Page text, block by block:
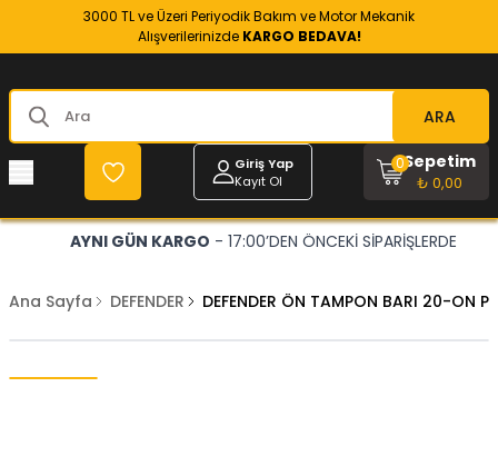
3000 TL ve Üzeri Periyodik Bakım ve Motor Mekanik
Alışverilerinizde KARGO BEDAVA!
ARA
Giriş Yap
Kayıt Ol
Sepetim
₺ 0,00
0
AYNI GÜN KARGO - 17:00’DEN ÖNCEKİ SİPARİŞLERDE
Ana Sayfa DEFENDER DEFENDER ÖN TAMPON BARI 20-ON